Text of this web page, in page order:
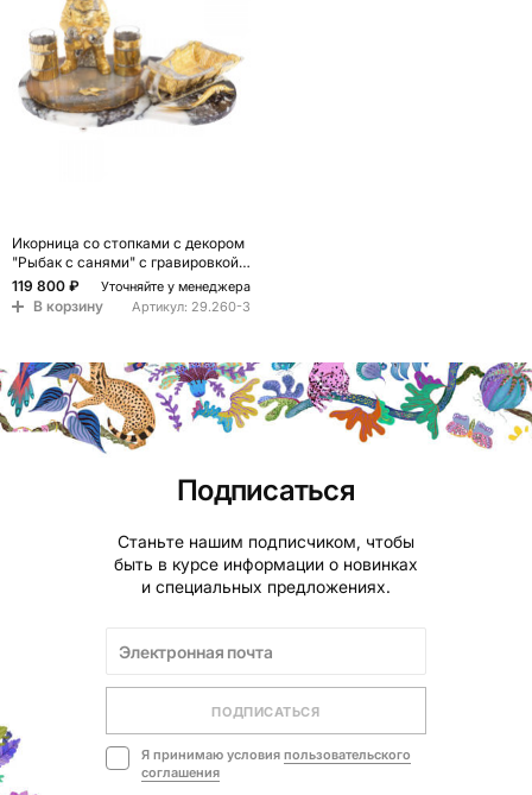
Икорница со стопками с декором
"Рыбак с санями" с гравировкой
на подставке из натуральных
камней Агат Мрамор Decorative
Cavair Dishes
119 800 ₽ Уточняйте у менеджера
В корзину Артикул: 29.260-3
Подписаться
Станьте нашим подписчиком, чтобы
быть в курсе информации о новинках
и специальных предложениях.
ПОДПИСАТЬСЯ
Я принимаю условия пользовательского
соглашения